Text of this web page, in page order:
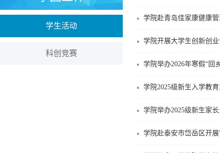
学生活动
科创竞赛
学院赴青岛佳家康健康
学院开展大学生创新创
学院举办2026年寒假“回
学院2025级新生入学教
学院举办2025级新生家
学院赴泰安市岱岳区开